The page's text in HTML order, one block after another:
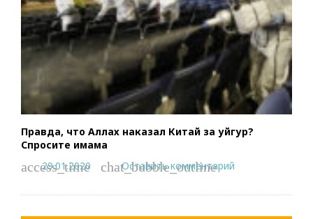
Правда, что Аллах наказал Китай за уйгур?
Спросите имама
access_time
29.01.2020 chat_bubble_outline
Оставить комментарий